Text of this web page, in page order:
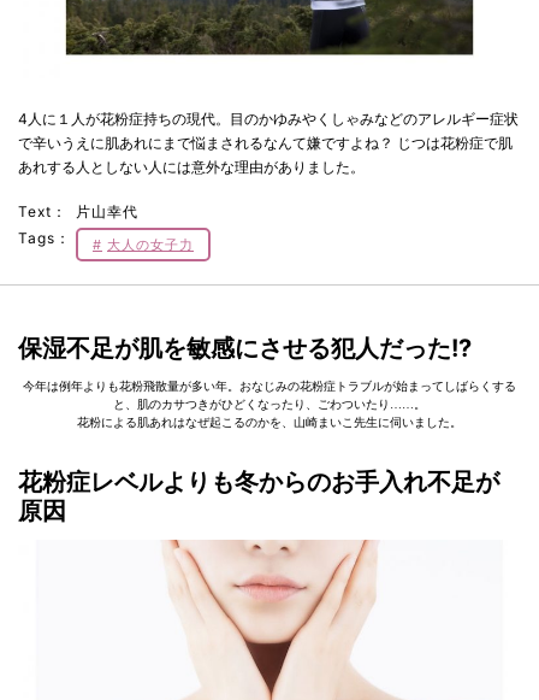
4人に１人が花粉症持ちの現代。目のかゆみやくしゃみなどのアレルギー症状
で辛いうえに肌あれにまで悩まされるなんて嫌ですよね？ じつは花粉症で肌
あれする人としない人には意外な理由がありました。
Text：
片山幸代
Tags：
大人の女子力
保湿不足が肌を敏感にさせる犯人だった!?
今年は例年よりも花粉飛散量が多い年。おなじみの花粉症トラブルが始まってしばらくする
と、肌のカサつきがひどくなったり、ごわついたり……。
花粉による肌あれはなぜ起こるのかを、山崎まいこ先生に伺いました。
花粉症レベルよりも冬からのお手入れ不足が
原因